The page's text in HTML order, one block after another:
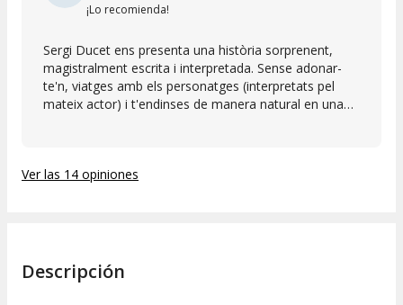
¡Lo recomienda!
Sergi Ducet ens presenta una història sorprenent,
magistralment escrita i interpretada. Sense adonar-
te'n, viatges amb els personatges (interpretats pel
mateix actor) i t'endinses de manera natural en una
Una experiència emotiva, intensa i molt recomanable,
Ver las 14 opiniones
Descripción